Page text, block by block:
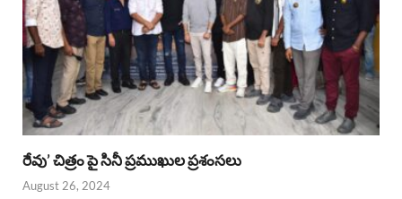
రేవు’ చిత్రం పై సినీ ప్రముఖుల ప్రశంసలు
August 26, 2024